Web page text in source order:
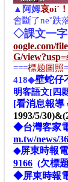
▲ 阿姆哀oiˊ ！
會斷了neˇ跌
◇課文一
oogle.com/
G/
===標题圖照
418◆壁蛇仔
明客語文[四
[看消息報導
1993/5/30)
◆台灣客家
m.tw/news/
◆屏東時報
9166 (欠標
◆屏東時報